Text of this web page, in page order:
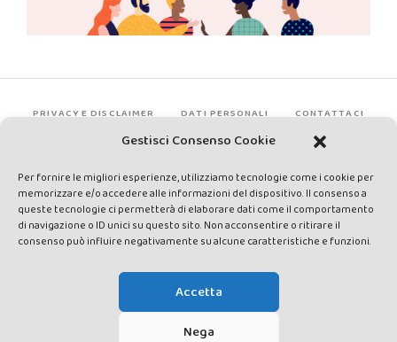
Gestisci Consenso Cookie
Per fornire le migliori esperienze, utilizziamo tecnologie come i cookie per
memorizzare e/o accedere alle informazioni del dispositivo. Il consenso a
queste tecnologie ci permetterà di elaborare dati come il comportamento
di navigazione o ID unici su questo sito. Non acconsentire o ritirare il
consenso può influire negativamente su alcune caratteristiche e funzioni.
Accetta
Nega
PRIVACY E DISCLAIMER DATI PERSONALI CONTATTACI
rights reserved - Testata registrata presso il Tribunale di Siena con
autorizzazione n°1 del 12/04/2014 - Direttrice Responsabile: Chiara
Cacace - E-mail: direzione@lavaldichiana.it - Editore: Valdichiana
Media Srl – P.IVA e C.F. 01377300528 –